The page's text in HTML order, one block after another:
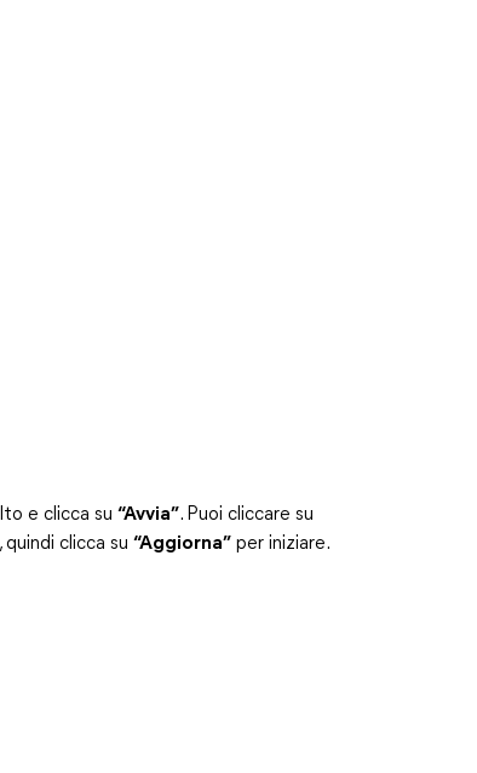
e clicca su “Avvia”. Puoi cliccare su
clicca su “Aggiorna” per iniziare.